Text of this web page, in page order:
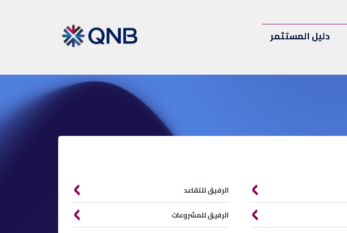
دليل المستثمر
الرفيق للتقاعد
الرفيق للمشروعات